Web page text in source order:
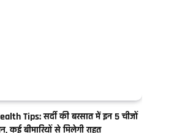
Tips: सर्दी की बरसात में इन 5 चीजों
कई बीमारियों से मिलेगी राहत